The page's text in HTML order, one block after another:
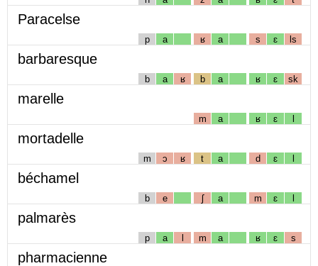
Paracelse
p a ʁ a s ɛ ls
barbaresque
b a ʁ b a ʁ ɛ sk
marelle
m a ʁ ɛ l
mortadelle
m ɔ ʁ t a d ɛ l
béchamel
b e ʃ a m ɛ l
palmarès
p a l m a ʁ ɛ s
pharmacienne